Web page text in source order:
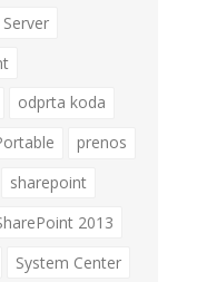
odprta koda
prenos
sharepoint
2013
System Center